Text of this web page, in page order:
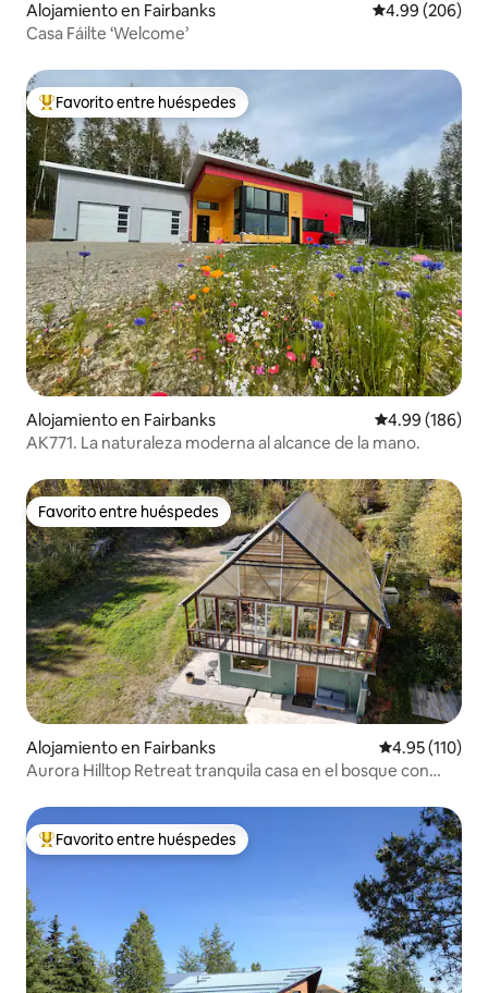
Alojamiento en Fairbanks Calificación
4.99 (206)
Casa Fáilte ‘Welcome’
Favorito entre huéspedes preferido
Favorito entre huéspedes
Alojamiento en Fairbanks Calificación
4.99 (186)
AK771. La naturaleza moderna al alcance de la mano.
Favorito entre huéspedes
Favorito entre huéspedes
Alojamiento en Fairbanks Calificación
4.95 (110)
Aurora Hilltop Retreat tranquila casa en el bosque con
Favorito entre huéspedes preferido
Favorito entre huéspedes